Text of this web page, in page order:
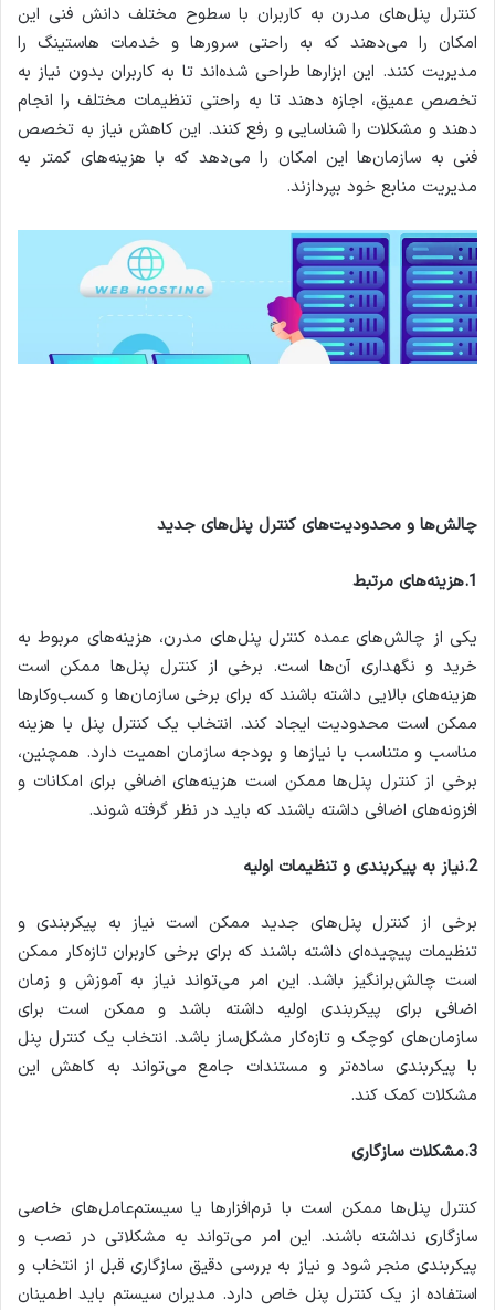
کنترل پنل‌های مدرن به کاربران با سطوح مختلف دانش فنی این
امکان را می‌دهند که به راحتی سرورها و خدمات هاستینگ را
مدیریت کنند. این ابزارها طراحی شده‌اند تا به کاربران بدون نیاز به
تخصص عمیق، اجازه دهند تا به راحتی تنظیمات مختلف را انجام
دهند و مشکلات را شناسایی و رفع کنند. این کاهش نیاز به تخصص
فنی به سازمان‌ها این امکان را می‌دهد که با هزینه‌های کمتر به
مدیریت منابع خود بپردازند.
چالش‌ها و محدودیت‌های کنترل پنل‌های جدید
1.هزینه‌های مرتبط
یکی از چالش‌های عمده کنترل پنل‌های مدرن، هزینه‌های مربوط به
خرید و نگهداری آن‌ها است. برخی از کنترل پنل‌ها ممکن است
هزینه‌های بالایی داشته باشند که برای برخی سازمان‌ها و کسب‌وکارها
ممکن است محدودیت ایجاد کند. انتخاب یک کنترل پنل با هزینه
مناسب و متناسب با نیازها و بودجه سازمان اهمیت دارد. همچنین،
برخی از کنترل پنل‌ها ممکن است هزینه‌های اضافی برای امکانات و
افزونه‌های اضافی داشته باشند که باید در نظر گرفته شوند.
2.نیاز به پیکربندی و تنظیمات اولیه
برخی از کنترل پنل‌های جدید ممکن است نیاز به پیکربندی و
تنظیمات پیچیده‌ای داشته باشند که برای برخی کاربران تازه‌کار ممکن
است چالش‌برانگیز باشد. این امر می‌تواند نیاز به آموزش و زمان
اضافی برای پیکربندی اولیه داشته باشد و ممکن است برای
سازمان‌های کوچک و تازه‌کار مشکل‌ساز باشد. انتخاب یک کنترل پنل
با پیکربندی ساده‌تر و مستندات جامع می‌تواند به کاهش این
مشکلات کمک کند.
3.مشکلات سازگاری
کنترل پنل‌ها ممکن است با نرم‌افزارها یا سیستم‌عامل‌های خاصی
سازگاری نداشته باشند. این امر می‌تواند به مشکلاتی در نصب و
پیکربندی منجر شود و نیاز به بررسی دقیق سازگاری قبل از انتخاب و
استفاده از یک کنترل پنل خاص دارد. مدیران سیستم باید اطمینان